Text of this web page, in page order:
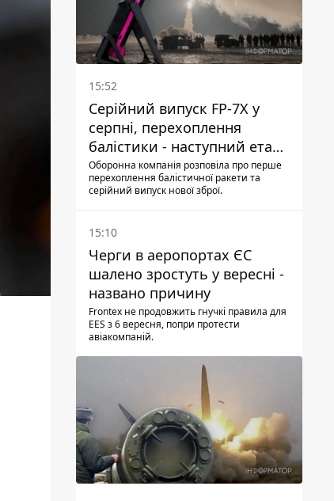
15:52
Серійний випуск FP-7X у
серпні, перехоплення
балістики - наступний етап -
Fire Point конкретизувало
плани
Оборонна компанія розповіла про перше
перехоплення балістичної ракети та
серійний випуск нової зброї.
15:10
Черги в аеропортах ЄС
шалено зростуть у вересні -
названо причину
Frontex не продовжить гнучкі правила для
EES з 6 вересня, попри протести
авіакомпаній.